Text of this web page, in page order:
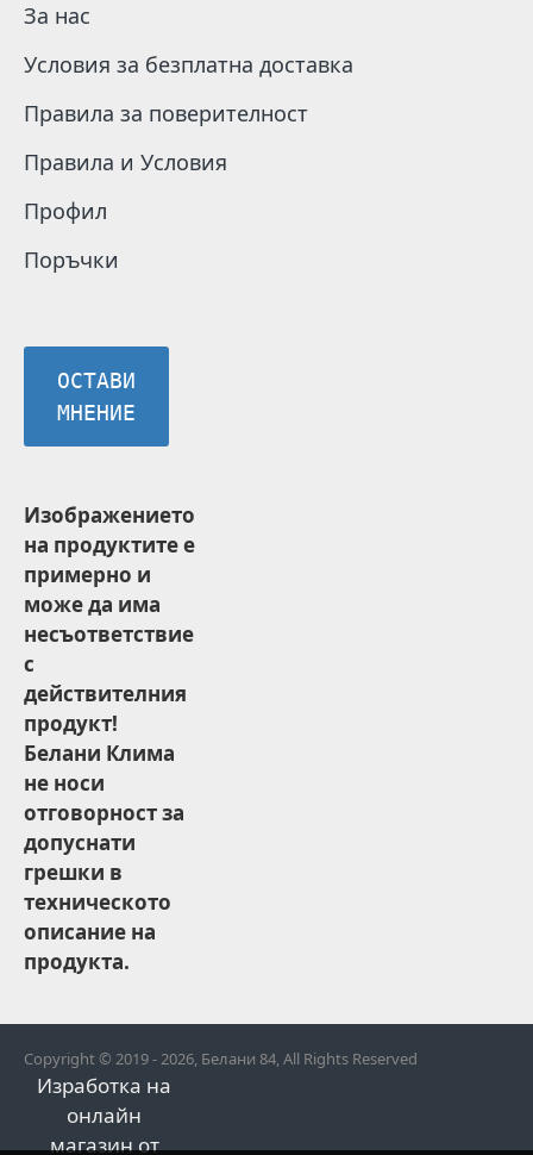
За нас
Условия за безплатна доставка
Правила за поверителност
Правила и Условия
Профил
Поръчки
ОСТАВИ
МНЕНИЕ
Изображението
на продуктите е
примерно и
може да има
несъответствие
с
действителния
продукт!
Белани Клима
не носи
отговорност за
допуснати
грешки в
техническото
описание на
продукта.
Copyright © 2019 - 2026, Белани 84, All Rights Reserved
Изработка на
онлайн
магазин от